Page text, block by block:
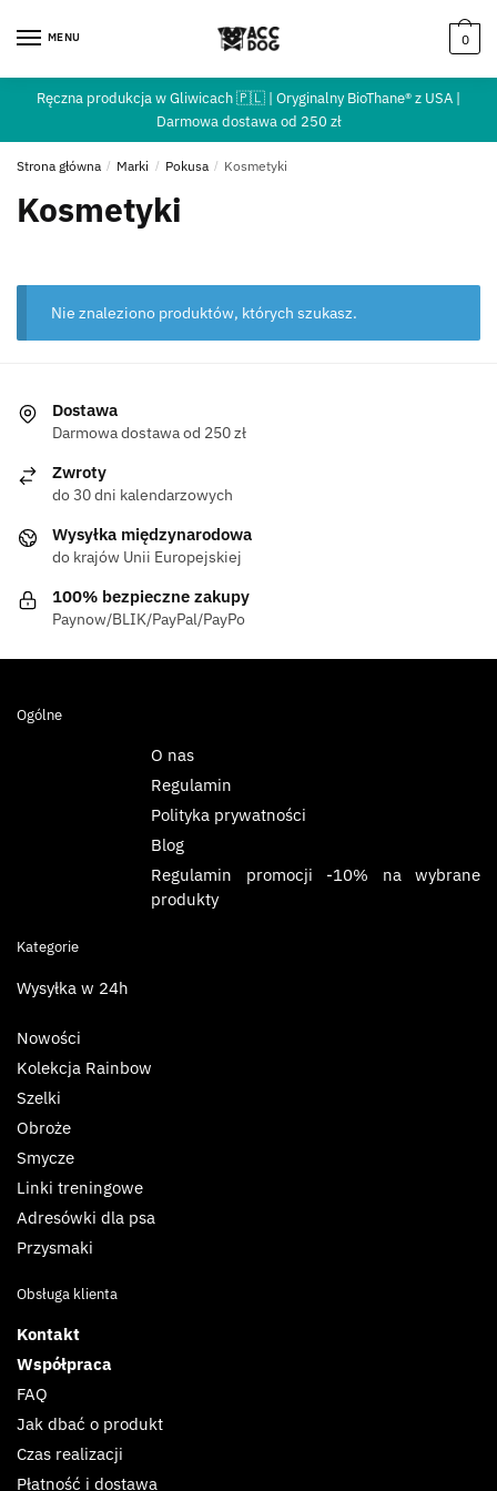
MENU 0
Ręczna produkcja w Gliwicach 🇵🇱 | Oryginalny BioThane® z USA |
Darmowa dostawa od 250 zł
Strona główna / Marki / Pokusa / Kosmetyki
Kosmetyki
Nie znaleziono produktów, których szukasz.
Dostawa
Darmowa dostawa od 250 zł
Zwroty
do 30 dni kalendarzowych
Wysyłka międzynarodowa
do krajów Unii Europejskiej
100% bezpieczne zakupy
Paynow/BLIK/PayPal/PayPo
Ogólne
O nas
Regulamin
Polityka prywatności
Blog
Regulamin promocji -10% na wybrane
produkty
Kategorie
Wysyłka w 24h
Nowości
Kolekcja Rainbow
Szelki
Obroże
Smycze
Linki treningowe
Adresówki dla psa
Przysmaki
Obsługa klienta
Kontakt
Współpraca
FAQ
Jak dbać o produkt
Czas realizacji
Płatność i dostawa